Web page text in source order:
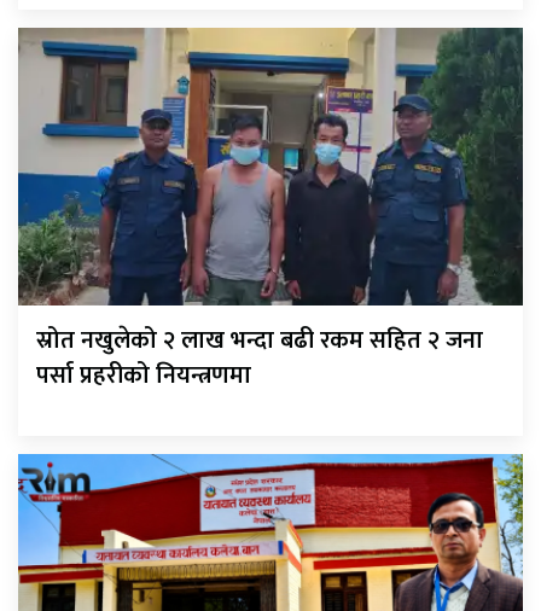
स्रोत नखुलेको २ लाख भन्दा बढी रकम सहित २ जना
पर्सा प्रहरीको नियन्त्रणमा